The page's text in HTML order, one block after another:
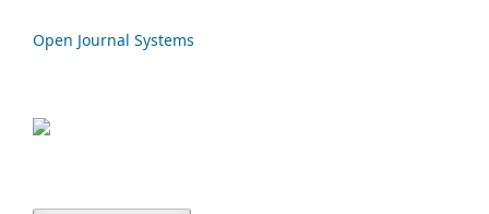
Open Journal Systems